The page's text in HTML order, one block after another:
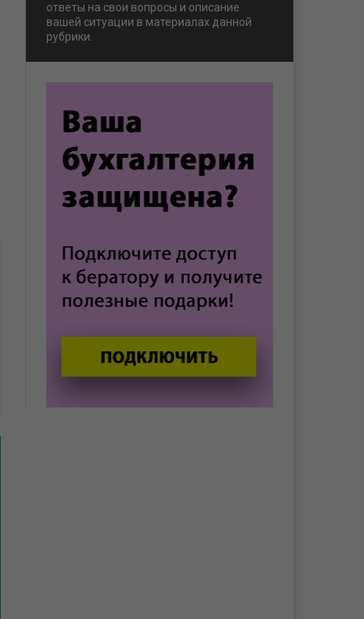
ответы на свои вопросы и описание
вашей ситуации в материалах данной
рубрики.